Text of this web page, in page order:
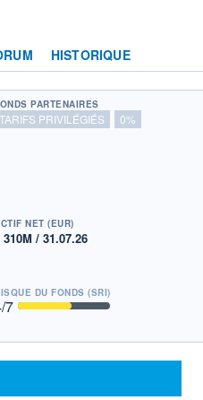
HISTORIQUE
PARTENAIRES
TARIFS PRIVILÉGIÉS 0%
NET (EUR)
310M / 31.07.26
DU FONDS (SRI)
/7